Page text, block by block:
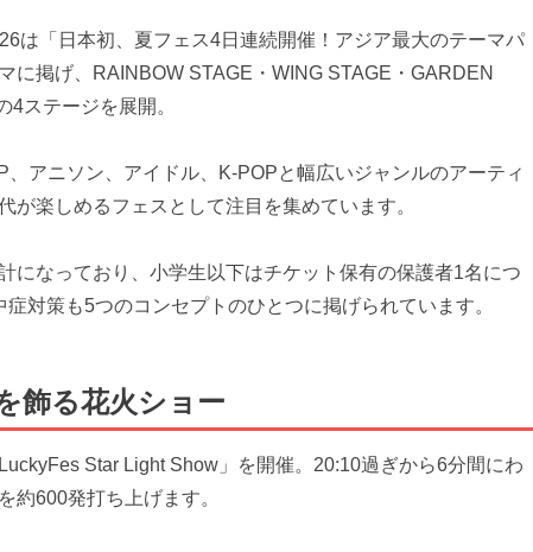
は「日本初、夏フェス4日連続開催！アジア最大のテーマパ
に掲げ、RAINBOW STAGE・WING STAGE・GARDEN
4ステージを展開。
、アニソン、アイドル、K-POPと幅広いジャンルのアーティ
が楽しめるフェスとして注目を集めています。
になっており、小学生以下はチケット保有の保護者1名につ
対策も5つのコンセプトのひとつに掲げられています。
飾る花火ショー
Star Light Show」を開催。20:10過ぎから6分間にわ
約600発打ち上げます。